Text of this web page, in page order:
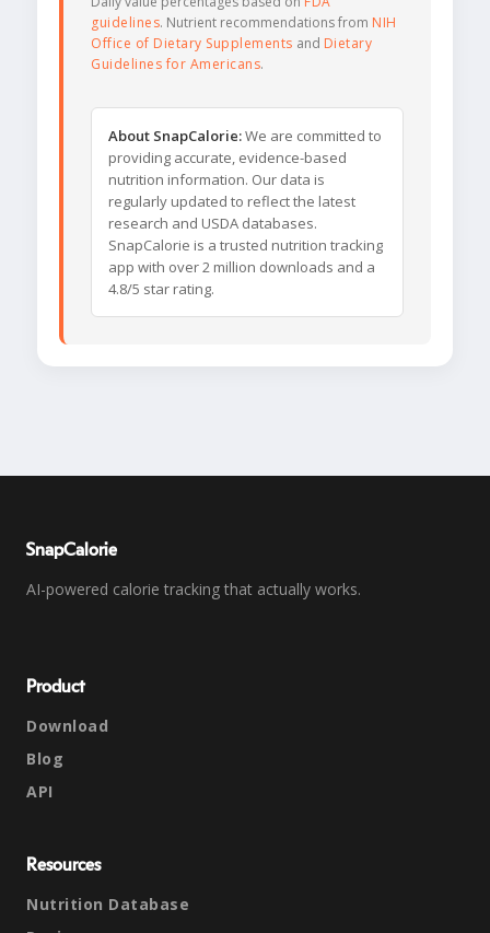
guidelines. Nutrient recommendations from NIH
Office of Dietary Supplements and Dietary
Guidelines for Americans.
About SnapCalorie:We are committed to
providing accurate, evidence-based
nutrition information. Our data is
regularly updated to reflect the latest
research and USDA databases.
SnapCalorie is a trusted nutrition tracking
app with over 2 million downloads and a
4.8/5 star rating.
SnapCalorie
AI-powered calorie tracking that actually works.
Product
Download
Blog
API
Resources
Nutrition Database